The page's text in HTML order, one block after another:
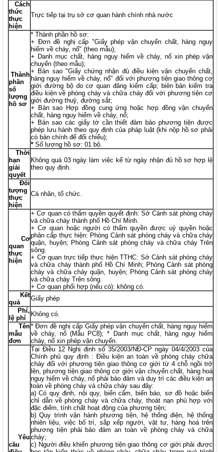
Cách
thức
thực
hiện
Trực tiếp tại trụ sở cơ quan hành chính nhà nước
Thành
phần
số
lượng
hồ sơ
* Thành phần hồ sơ:
+ Đơn đề nghị cấp "Giấy phép vận chuyển chất, hàng nguy
hiểm về cháy, nổ" (theo mẫu);
+ Danh mục chất, hàng nguy hiểm về cháy, nổ xin phép vận
chuyển (theo mẫu);
+ Bản sao "Giấy chứng nhận đủ điều kiện vận chuyển chất,
hàng nguy hiểm về cháy, nổ" đối với phương tiện giao thông cơ
giới đường bộ do cơ quan đăng kiểm cấp; biên bản kiểm tra
điều kiện về phòng cháy và chữa cháy đối với phương tiện cơ
giới đường thuỷ, đường sắt;
+ Bản sao Hợp đồng cung ứng hoặc hợp đồng vận chuyển
chất, hàng nguy hiểm về cháy, nổ;
+ Bản sao các giấy tờ cần thiết đảm bảo phương tiện được
phép lưu hành theo quy định của pháp luật (khi nộp hồ sơ phải
có bản chính để đối chiếu);
* Số lượng hồ sơ: 01 bộ.
Thời
hạn
giải
quyết
Không quá 03 ngày làm việc kể từ ngày nhận đủ hồ sơ hợp lệ
theo quy định.
Đối
tượng
thực
hiện
Cá nhân, tổ chức.
Cơ
quan
thực
hiện
+ Cơ quan có thẩm quyền quyết định: Sở Cảnh sát phòng cháy
và chữa cháy thành phố Hồ Chí Minh.
+ Cơ quan hoặc người có thẩm quyền được uỷ quyền hoặc
phân cấp thực hiện: Phòng Cảnh sát phòng cháy và chữa cháy
quận, huyện; Phòng Cảnh sát phòng cháy và chữa cháy Trên
sông.
+ Cơ quan trực tiếp thực hiện TTHC: Sở Cảnh sát phòng cháy
và chữa cháy thành phố Hồ Chí Minh; Phòng Cảnh sát phòng
cháy và chữa cháy quận, huyện; Phòng Cảnh sát phòng cháy
và chữa cháy Trên sông.
+ Cơ quan phối hợp (nếu có): không có.
Kết
quả
Giấy phép
Phí,
lệ phí
Không có.
Tên
mẫu
đơn
* Đơn đề nghị cấp Giấy phép vận chuyển chất, hàng nguy hiểm
về cháy, nổ (Mẫu PC8); * Danh mục chất, hàng nguy hiểm
cháy, nổ xin phép vận chuyển.
Yêu
cầu
Tại Điều 12 Nghị định số 35/2003/NĐ-CP ngày 04/4/2003 của
Chính phủ quy định : Điều kiện an toàn về phòng cháy chữa
cháy đối với phương tiện giao thông cơ giới từ 4 chỗ ngồi trở
lên, phương tiện giao thông cơ giới vận chuyển chất, hàng hoá
nguy hiểm về cháy, nổ phải bảo đảm và duy trì các điều kiện an
toàn về phòng cháy và chữa cháy sau đây:
a) Có quy định, nội quy, biển cấm, biển báo, sơ đồ hoặc biển
chỉ dẫn về phòng cháy và chữa cháy, thoát nạn phù hợp với
đặc điểm, tính chất hoạt động của phương tiện;
b) Quy trình vận hành phương tiện, hệ thống điện, hệ thống
nhiên liệu, việc bố trí, sắp xếp người, vật tư, hàng hoá trên
phương tiện phải bảo đảm an toàn về phòng cháy và chữa
cháy;
c) Người điều khiển phương tiện giao thông cơ giới phải được